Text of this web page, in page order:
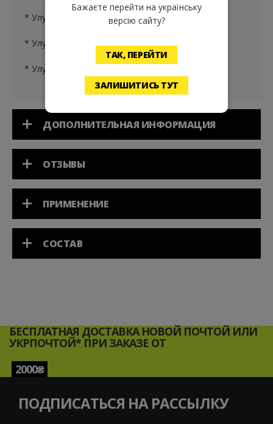
* Улучшает уровень гормонов
* Улучшает сосудо-сердечное здоровье
* Улучшает общее здоровье и самочувствие
ДОПОЛНИТЕЛЬНАЯ ИНФОРМАЦИЯ
ОТЗЫВЫ
ПРИМЕНЕНИЕ
СОСТАВ
БЕСПЛАТНАЯ ДОСТАВКА НОВОЙ ПОЧТОЙ ИЛИ
УКРПОЧТОЙ* ПРИ ЗАКАЗЕ ОТ
2000₴
ПОДПИСАТЬСЯ НА РАССЫЛКУ
Бажаєте перейти на українську
версію сайту?
ТАК, ПЕРЕЙТИ
ЗАЛИШИТИСЬ ТУТ